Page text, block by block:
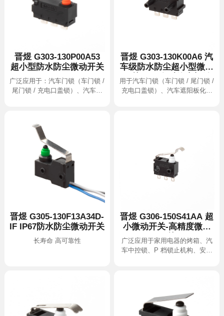
超小型防水防尘微动开关
开关-用于各种汽车门锁
IF IP67防水防尘微动开关
长寿命 高可靠性 开关